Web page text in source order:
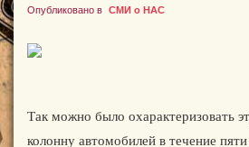
Опубликовано в СМИ о НАС
Так можно было охарактеризовать
колонну автомобилей в течение